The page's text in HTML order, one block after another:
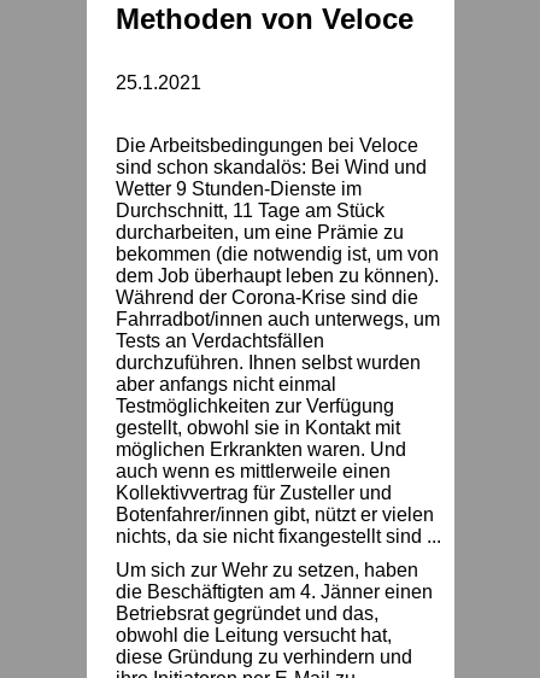
Methoden von Veloce
25.1.2021
Die Arbeitsbedingungen bei Veloce
sind schon skandalös: Bei Wind und
Wetter 9 Stunden-Dienste im
Durchschnitt, 11 Tage am Stück
durcharbeiten, um eine Prämie zu
bekommen (die notwendig ist, um von
dem Job überhaupt leben zu können).
Während der Corona-Krise sind die
Fahrradbot/innen auch unterwegs, um
Tests an Verdachtsfällen
durchzuführen. Ihnen selbst wurden
aber anfangs nicht einmal
Testmöglichkeiten zur Verfügung
gestellt, obwohl sie in Kontakt mit
möglichen Erkrankten waren. Und
auch wenn es mittlerweile einen
Kollektivvertrag für Zusteller und
Botenfahrer/innen gibt, nützt er vielen
nichts, da sie nicht fixangestellt sind ...
Um sich zur Wehr zu setzen, haben
die Beschäftigten am 4. Jänner einen
Betriebsrat gegründet und das,
obwohl die Leitung versucht hat,
diese Gründung zu verhindern und